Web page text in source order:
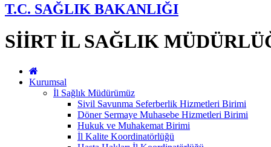
T.C. SAĞLIK BAKANLIĞI
SİİRT İL SAĞLIK
Kurumsal
İl Sağlık Müdürümüz
Sivil Savunma Seferberlik Hizmetleri Birimi
Döner Sermaye Muhasebe Hizmetleri Birimi
Hukuk ve Muhakemat Birimi
İl Kalite Koordinatörlüğü